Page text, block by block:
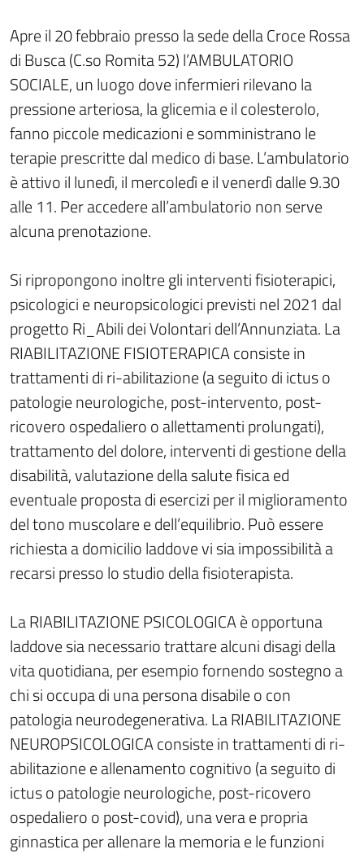
Apre il 20 febbraio presso la sede della Croce Rossa
di Busca (C.so Romita 52) l’AMBULATORIO
SOCIALE, un luogo dove infermieri rilevano la
pressione arteriosa, la glicemia e il colesterolo,
fanno piccole medicazioni e somministrano le
terapie prescritte dal medico di base. L’ambulatorio
è attivo il lunedì, il mercoledì e il venerdì dalle 9.30
alle 11. Per accedere all’ambulatorio non serve
alcuna prenotazione.
Si ripropongono inoltre gli interventi fisioterapici,
psicologici e neuropsicologici previsti nel 2021 dal
progetto Ri_Abili dei Volontari dell’Annunziata. La
RIABILITAZIONE FISIOTERAPICA consiste in
trattamenti di ri-abilitazione (a seguito di ictus o
patologie neurologiche, post-intervento, post-
ricovero ospedaliero o allettamenti prolungati),
trattamento del dolore, interventi di gestione della
disabilità, valutazione della salute fisica ed
eventuale proposta di esercizi per il miglioramento
del tono muscolare e dell’equilibrio. Può essere
richiesta a domicilio laddove vi sia impossibilità a
recarsi presso lo studio della fisioterapista.
La RIABILITAZIONE PSICOLOGICA è opportuna
laddove sia necessario trattare alcuni disagi della
vita quotidiana, per esempio fornendo sostegno a
chi si occupa di una persona disabile o con
patologia neurodegenerativa. La RIABILITAZIONE
NEUROPSICOLOGICA consiste in trattamenti di ri-
abilitazione e allenamento cognitivo (a seguito di
ictus o patologie neurologiche, post-ricovero
ospedaliero o post-covid), una vera e propria
ginnastica per allenare la memoria e le funzioni